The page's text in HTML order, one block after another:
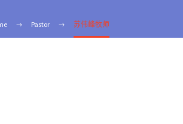
Pastor 苏伟峰牧师